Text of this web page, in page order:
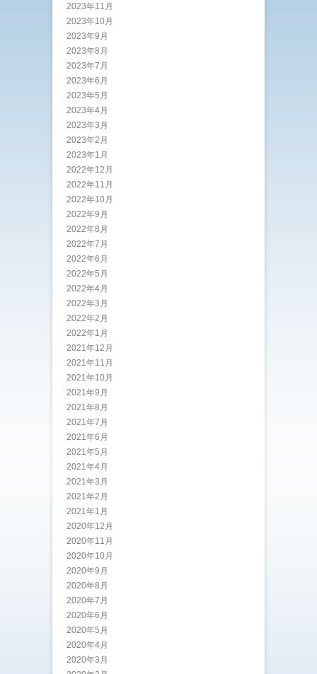
2023年11月
2023年10月
2023年9月
2023年8月
2023年7月
2023年6月
2023年5月
2023年4月
2023年3月
2023年2月
2023年1月
2022年12月
2022年11月
2022年10月
2022年9月
2022年8月
2022年7月
2022年6月
2022年5月
2022年4月
2022年3月
2022年2月
2022年1月
2021年12月
2021年11月
2021年10月
2021年9月
2021年8月
2021年7月
2021年6月
2021年5月
2021年4月
2021年3月
2021年2月
2021年1月
2020年12月
2020年11月
2020年10月
2020年9月
2020年8月
2020年7月
2020年6月
2020年5月
2020年4月
2020年3月